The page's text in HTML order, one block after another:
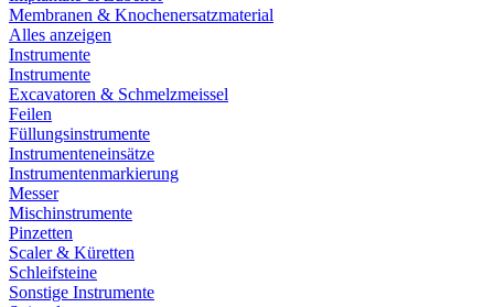
Membranen & Knochenersatzmaterial
Alles anzeigen
Instrumente
Instrumente
Excavatoren & Schmelzmeissel
Feilen
Füllungsinstrumente
Instrumenteneinsätze
Instrumentenmarkierung
Messer
Mischinstrumente
Pinzetten
Scaler & Küretten
Schleifsteine
Sonstige Instrumente